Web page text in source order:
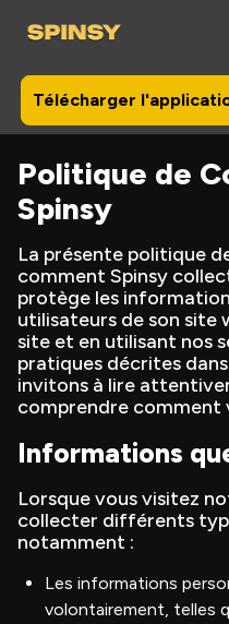
Inscription
Bonus
Paiements
Contacts
À propos de nous
Télécharger
Politique de
Spinsy
La présente politique
comment Spinsy
protège les
utilisateurs de son site
site et en utilisant nos
pratiques décrites
invitons à lire
comprendre comment
Informations
Lorsque vous visitez
collecter différents
notamment :
Les informations
volontairement, telles